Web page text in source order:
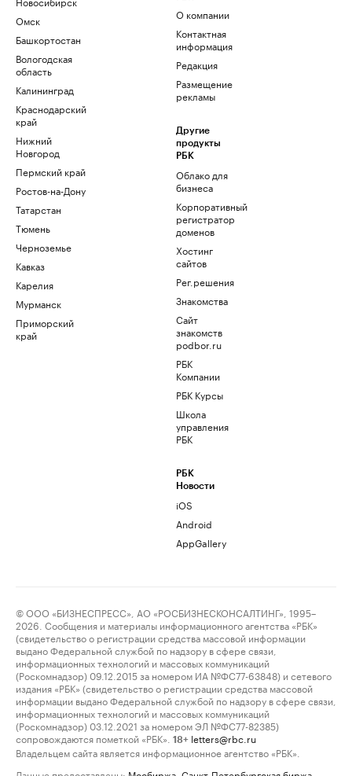
Омск
Башкортостан
Вологодская
область
Калининград
Краснодарский
край
Нижний
Новгород
Пермский край
Ростов-на-Дону
Татарстан
Тюмень
Черноземье
Кавказ
Карелия
Мурманск
Приморский
край
О компании
Контактная
информация
Редакция
Размещение
рекламы
Другие
продукты
РБК
Облако для
бизнеса
Корпоративный
регистратор
доменов
Хостинг
сайтов
Рег.решения
Знакомства
Сайт
знакомств
podbor.ru
РБК
Компании
РБК Курсы
Школа
управления
РБК
РБК
Новости
iOS
Android
AppGallery
© ООО «БИЗНЕСПРЕСС», АО «РОСБИЗНЕСКОНСАЛТИНГ», 1995–
2026. Сообщения и материалы информационного агентства «РБК»
(свидетельство о регистрации средства массовой информации
выдано Федеральной службой по надзору в сфере связи,
информационных технологий и массовых коммуникаций
(Роскомнадзор) 09.12.2015 за номером ИА №ФС77-63848) и сетевого
издания «РБК» (свидетельство о регистрации средства массовой
информации выдано Федеральной службой по надзору в сфере связи,
информационных технологий и массовых коммуникаций
(Роскомнадзор) 03.12.2021 за номером ЭЛ №ФС77-82385)
сопровождаются пометкой «РБК».
18+ letters@rbc.ru
Владельцем сайта является информационное агентство «РБК».